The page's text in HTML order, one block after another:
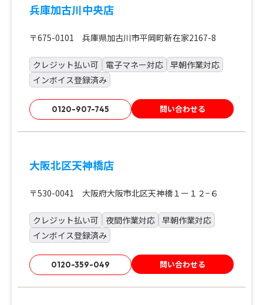
兵庫加古川中央店
〒675-0101 兵庫県加古川市平岡町新在家2167-8
クレジット払い可 電子マネー対応 早朝作業対応
インボイス登録済み
0120-907-745 問い合わせる
大阪北区天神橋店
〒530-0041 大阪府大阪市北区天神橋１ー１２−６
クレジット払い可 夜間作業対応 早朝作業対応
インボイス登録済み
0120-359-049 問い合わせる